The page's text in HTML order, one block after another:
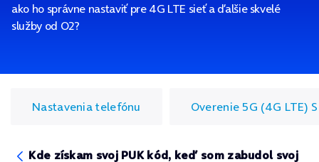
ako ho správne nastaviť pre 4G LTE sieť a ďalšie skvelé
služby od O2?
Nastavenia telefónu Overenie 5G (4G LTE)
Kde získam svoj PUK kód, keď som zabudol svoj